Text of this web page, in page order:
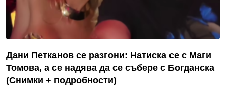
Дани Петканов се разгони: Натиска се с Маги
Томова, а се надява да се събере с Богданска
(Снимки + подробности)